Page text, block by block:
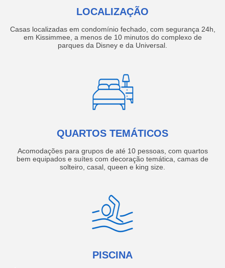
LOCALIZAÇÃO
Casas localizadas em condomínio fechado, com segurança 24h,
em Kissimmee, a menos de 10 minutos do complexo de
parques da Disney e da Universal.
QUARTOS TEMÁTICOS
Acomodações para grupos de até 10 pessoas, com quartos
bem equipados e suítes com decoração temática, camas de
solteiro, casal, queen e king size.
PISCINA